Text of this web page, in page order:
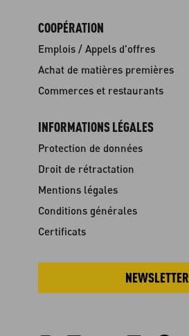
COOPÉRATION
Emplois / Appels d'offres
Achat de matières premières
Commerces et restaurants
INFORMATIONS LÉGALES
Protection de données
Droit de rétractation
Mentions légales
Conditions générales
Certificats
NEWSLETTER